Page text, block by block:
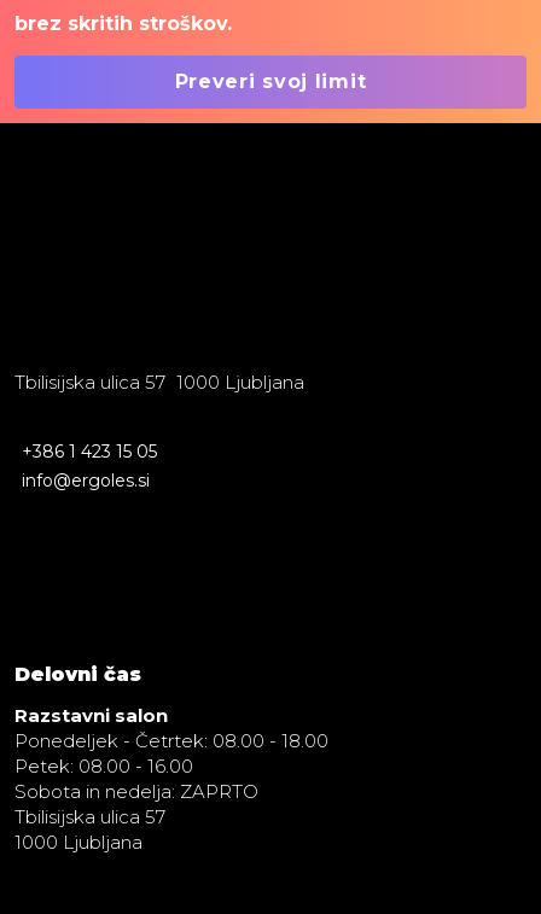
brez skritih stroškov.
Preveri svoj limit
Tbilisijska ulica 57 1000 Ljubljana
+386 1 423 15 05
info@ergoles.si
Delovni čas
Razstavni salon
Ponedeljek - Četrtek: 08.00 - 18.00
Petek: 08.00 - 16.00
Sobota in nedelja: ZAPRTO
Tbilisijska ulica 57
1000 Ljubljana